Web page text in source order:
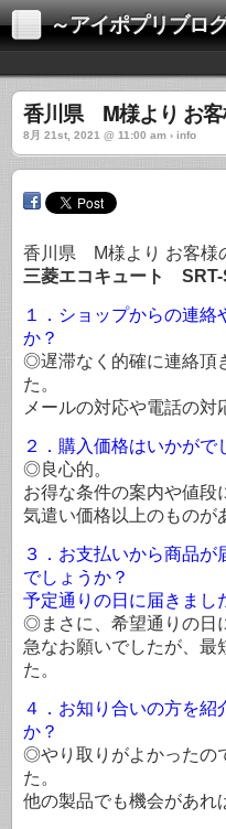
～アイポプリブロ
香川県 M様より お客
8月 21st, 2021 @ 11:00 am › info
香川県 M様より お客様
三菱エコキュート SRT-
１．ショップからの連絡
か？
◎遅滞なく的確に連絡頂
た。
メールの対応や電話の対
２．購入価格はいかがで
◎良心的。
お得な条件の案内や値段
気遣い価格以上のものが
３．お支払いから商品
でしょうか？
予定通りの日に届きまし
◎まさに、希望通りの日
急なお願いでしたが、最
た。
４．お知り合いの方を紹
か？
◎やり取りがよかったの
た。
他の製品でも機会があれ